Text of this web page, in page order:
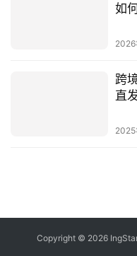
如
2026
跨
直
2025
Copyright © 2026